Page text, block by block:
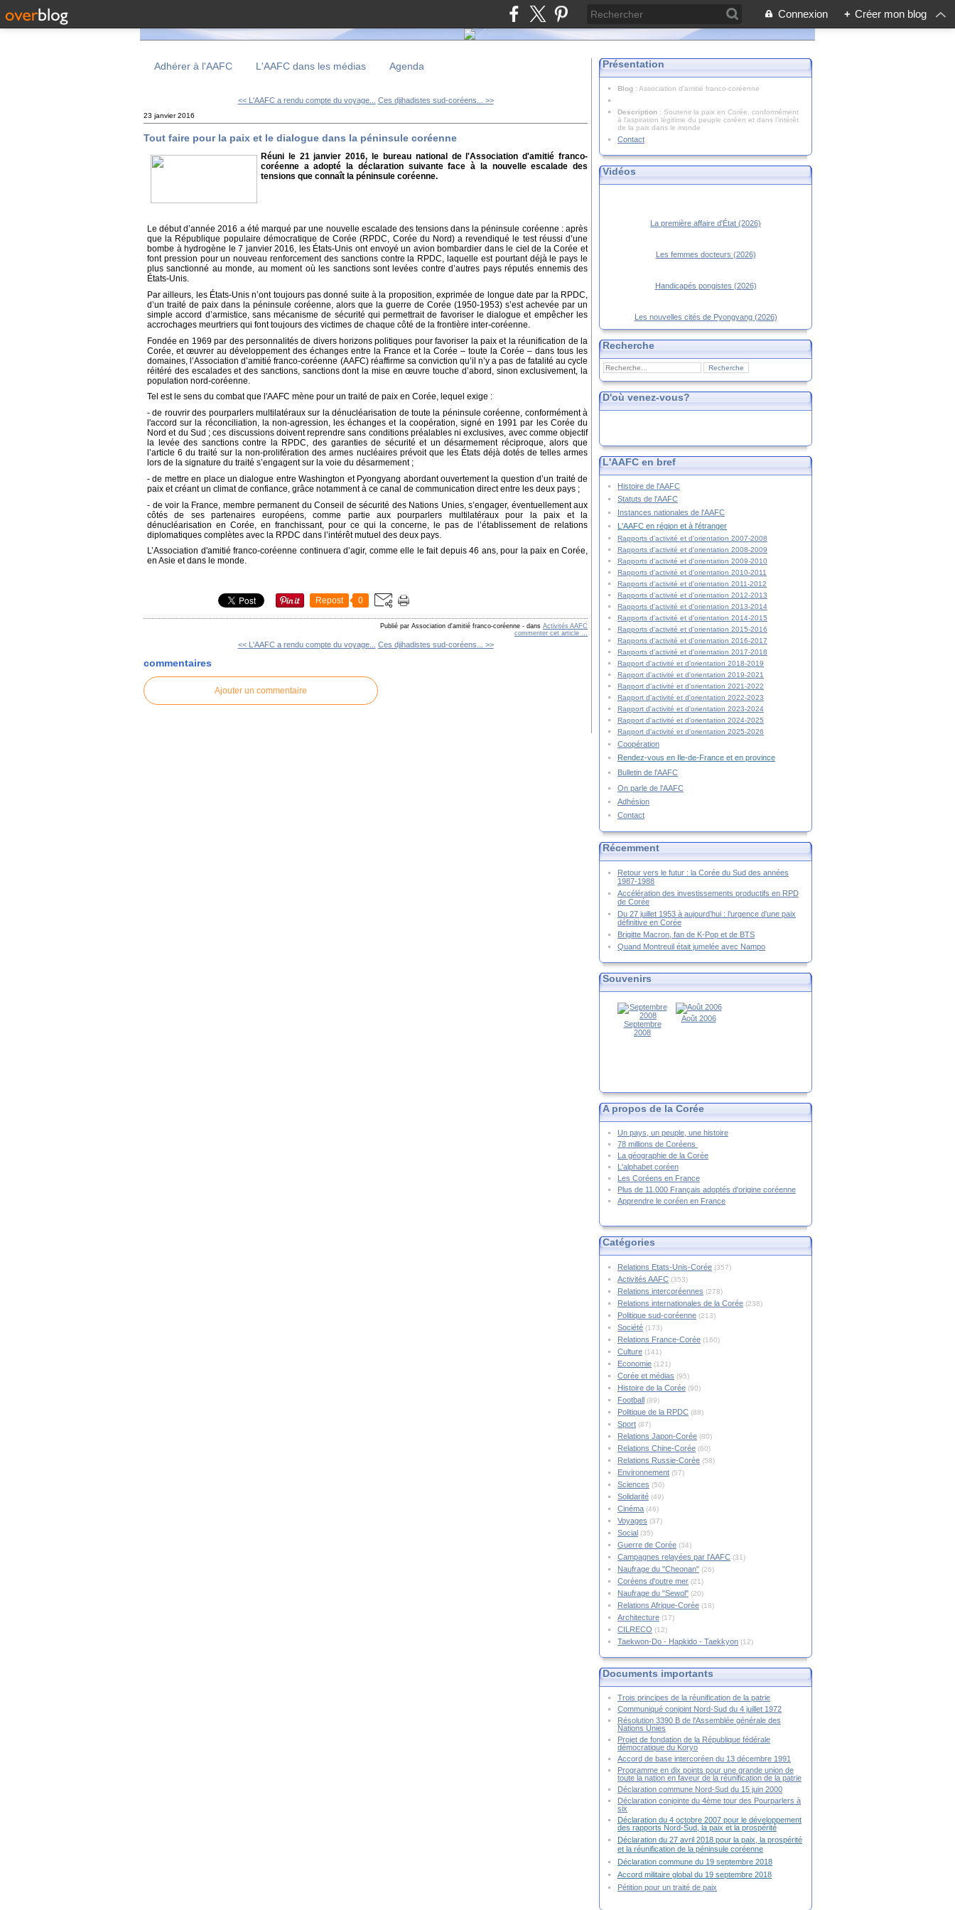
Connexion + Créer mon blog
Adhérer à l'AAFC L'AAFC dans les médias Agenda
<< L'AAFC a rendu compte du voyage... Ces djihadistes sud-coréens... >>
23 janvier 2016
Tout faire pour la paix et le dialogue dans la péninsule coréenne
Réuni le 21 janvier 2016, le bureau national de l'Association d'amitié franco-
coréenne a adopté la déclaration suivante face à la nouvelle escalade des
tensions que connaît la péninsule coréenne.
Le début d’année 2016 a été marqué par une nouvelle escalade des tensions dans la péninsule coréenne : après
que la République populaire démocratique de Corée (RPDC, Corée du Nord) a revendiqué le test réussi d’une
bombe à hydrogène le 7 janvier 2016, les États-Unis ont envoyé un avion bombardier dans le ciel de la Corée et
font pression pour un nouveau renforcement des sanctions contre la RPDC, laquelle est pourtant déjà le pays le
plus sanctionné au monde, au moment où les sanctions sont levées contre d’autres pays réputés ennemis des
États-Unis.
Par ailleurs, les États-Unis n’ont toujours pas donné suite à la proposition, exprimée de longue date par la RPDC,
d’un traité de paix dans la péninsule coréenne, alors que la guerre de Corée (1950-1953) s’est achevée par un
simple accord d’armistice, sans mécanisme de sécurité qui permettrait de favoriser le dialogue et empêcher les
accrochages meurtriers qui font toujours des victimes de chaque côté de la frontière inter-coréenne.
Fondée en 1969 par des personnalités de divers horizons politiques pour favoriser la paix et la réunification de la
Corée, et œuvrer au développement des échanges entre la France et la Corée – toute la Corée – dans tous les
domaines, l’Association d’amitié franco-coréenne (AAFC) réaffirme sa conviction qu’il n’y a pas de fatalité au cycle
réitéré des escalades et des sanctions, sanctions dont la mise en œuvre touche d’abord, sinon exclusivement, la
population nord-coréenne.
Tel est le sens du combat que l'AAFC mène pour un traité de paix en Corée, lequel exige :
- de rouvrir des pourparlers multilatéraux sur la dénucléarisation de toute la péninsule coréenne, conformément à
l'accord sur la réconciliation, la non-agression, les échanges et la coopération, signé en 1991 par les Corée du
Nord et du Sud ; ces discussions doivent reprendre sans conditions préalables ni exclusives, avec comme objectif
la levée des sanctions contre la RPDC, des garanties de sécurité et un désarmement réciproque, alors que
l’article 6 du traité sur la non-prolifération des armes nucléaires prévoit que les États déjà dotés de telles armes
lors de la signature du traité s’engagent sur la voie du désarmement ;
-de mettre en place un dialogue entre Washington et Pyongyang abordant ouvertement la question d’un traité de
paix et créant un climat de confiance, grâce notamment à ce canal de communication direct entre les deux pays ;
- de voir la France, membre permanent du Conseil de sécurité des Nations Unies, s’engager, éventuellement aux
côtés de ses partenaires européens, comme partie aux pourparlers multilatéraux pour la paix et la
dénucléarisation en Corée, en franchissant, pour ce qui la concerne, le pas de l’établissement de relations
diplomatiques complètes avec la RPDC dans l’intérêt mutuel des deux pays.
L’Association d'amitié franco-coréenne continuera d’agir, comme elle le fait depuis 46 ans, pour la paix en Corée,
en Asie et dans le monde.
Repost 0
Publié par Association d'amitié franco-coréenne - dans Activités AAFC
commenter cet article …
<< L'AAFC a rendu compte du voyage... Ces djihadistes sud-coréens... >>
commentaires
Ajouter un commentaire
Présentation
Blog : Association d'amitié franco-coréenne
Description : Soutenir la paix en Corée, conformément
à l'aspiration légitime du peuple coréen et dans l’intérêt
de la paix dans le monde
Contact
Vidéos
La première affaire d'État (2026)
Les femmes docteurs (2026)
Handicapés pongistes (2026)
Les nouvelles cités de Pyongyang (2026)
Recherche
D'où venez-vous?
L'AAFC en bref
Histoire de l'AAFC
Statuts de l'AAFC
Instances nationales de l'AAFC
L'AAFC en région et à l'étranger
Rapports d'activité et d'orientation 2007-2008
Rapports d'activité et d'orientation 2008-2009
Rapports d'activité et d'orientation 2009-2010
Rapports d'activité et d'orientation 2010-2011
Rapports d'activité et d'orientation 2011-2012
Rapports d'activité et d'orientation 2012-2013
Rapports d'activité et d'orientation 2013-2014
Rapports d'activité et d'orientation 2014-2015
Rapports d'activité et d'orientation 2015-2016
Rapports d'activité et d'orientation 2016-2017
Rapports d'activité et d'orientation 2017-2018
Rapport d'activité et d'orientation 2018-2019
Rapport d'activité et d'orientation 2019-2021
Rapport d'activité et d'orientation 2021-2022
Rapport d'activité et d'orientation 2022-2023
Rapport d'activité et d'orientation 2023-2024
Rapport d'activité et d'orientation 2024-2025
Rapport d'activité et d'orientation 2025-2026
Coopération
Rendez-vous en Ile-de-France et en province
Bulletin de l'AAFC
On parle de l'AAFC
Adhésion
Contact
Récemment
Retour vers le futur : la Corée du Sud des années
1987-1988
Accélération des investissements productifs en RPD
de Corée
Du 27 juillet 1953 à aujourd’hui : l’urgence d’une paix
définitive en Corée
Brigitte Macron, fan de K-Pop et de BTS
Quand Montreuil était jumelée avec Nampo
Souvenirs
Septembre
2008
Août 2006
A propos de la Corée
Un pays, un peuple, une histoire
78 millions de Coréens
La géographie de la Corée
L'alphabet coréen
Les Coréens en France
Plus de 11.000 Français adoptés d'origine coréenne
Apprendre le coréen en France
Catégories
Relations Etats-Unis-Corée (357)
Activités AAFC (353)
Relations intercoréennes (278)
Relations internationales de la Corée (238)
Politique sud-coréenne (213)
Société (173)
Relations France-Corée (160)
Culture (141)
Economie (121)
Corée et médias (95)
Histoire de la Corée (90)
Football (89)
Politique de la RPDC (88)
Sport (87)
Relations Japon-Corée (80)
Relations Chine-Corée (60)
Relations Russie-Corée (58)
Environnement (57)
Sciences (50)
Solidarité (49)
Cinéma (46)
Voyages (37)
Social (35)
Guerre de Corée (34)
Campagnes relayées par l'AAFC (31)
Naufrage du "Cheonan" (26)
Coréens d'outre mer (21)
Naufrage du "Sewol" (20)
Relations Afrique-Corée (18)
Architecture (17)
CILRECO (12)
Taekwon-Do - Hapkido - Taekkyon (12)
Documents importants
Trois principes de la réunification de la patrie
Communiqué conjoint Nord-Sud du 4 juillet 1972
Résolution 3390 B de l'Assemblée générale des
Nations Unies
Projet de fondation de la République fédérale
démocratique du Koryo
Accord de base intercoréen du 13 décembre 1991
Programme en dix points pour une grande union de
toute la nation en faveur de la réunification de la patrie
Déclaration commune Nord-Sud du 15 juin 2000
Déclaration conjointe du 4ème tour des Pourparlers à
six
Déclaration du 4 octobre 2007 pour le développement
des rapports Nord-Sud, la paix et la prospérité
Déclaration du 27 avril 2018 pour la paix, la prospérité
et la réunification de la péninsule coréenne
Déclaration commune du 19 septembre 2018
Accord militaire global du 19 septembre 2018
Pétition pour un traité de paix